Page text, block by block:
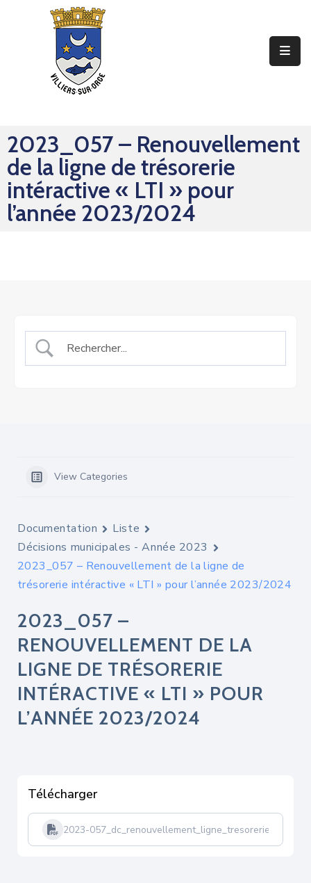
Mes
Sorties
Mes
Démarches
2023_057 – Renouvellement
de la ligne de trésorerie
intéractive « LTI » pour
l’année 2023/2024
View Categories
Documentation
Liste
Décisions municipales - Année 2023
2023_057 – Renouvellement de la ligne de
trésorerie intéractive « LTI » pour l’année 2023/2024
2023_057 –
RENOUVELLEMENT DE LA
LIGNE DE TRÉSORERIE
INTÉRACTIVE « LTI » POUR
L’ANNÉE 2023/2024
Télécharger
2023-057_dc_renouvellement_ligne_tresorerie-tampon